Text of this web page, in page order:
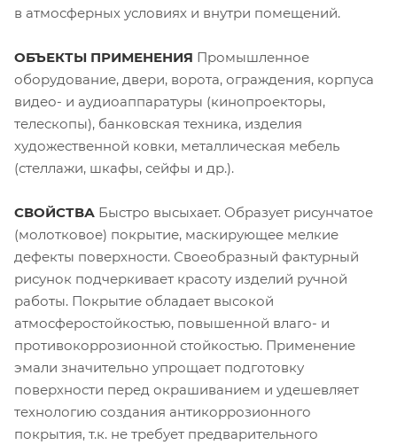
в атмосферных условиях и внутри помещений.
ОБЪЕКТЫ ПРИМЕНЕНИЯ Промышленное
оборудование, двери, ворота, ограждения, корпуса
видео- и аудиоаппаратуры (кинопроекторы,
телескопы), банковская техника, изделия
художественной ковки, металлическая мебель
(стеллажи, шкафы, сейфы и др.).
СВОЙСТВА Быстро высыхает. Образует рисунчатое
(молотковое) покрытие, маскирующее мелкие
дефекты поверхности. Своеобразный фактурный
рисунок подчеркивает красоту изделий ручной
работы. Покрытие обладает высокой
атмосферостойкостью, повышенной влаго- и
противокоррозионной стойкостью. Применение
эмали значительно упрощает подготовку
поверхности перед окрашиванием и удешевляет
технологию создания антикоррозионного
покрытия, т.к. не требует предварительного